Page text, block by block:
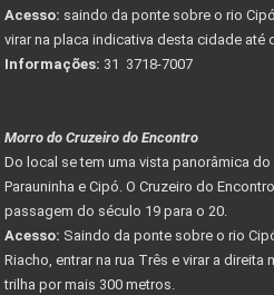
Acesso: saindo da ponte sobre o rio
virar na placa indicativa desta cidade até
Informações: 31 3718-7007
Morro do Cruzeiro do Encontro
Do local se tem uma vista panorâmica
Parauninha e Cipó. O Cruzeiro do
passagem do século 19 para o 20.
Acesso: Saindo da ponte sobre o rio
Riacho, entrar na rua Três e virar a
trilha por mais 300 metros.